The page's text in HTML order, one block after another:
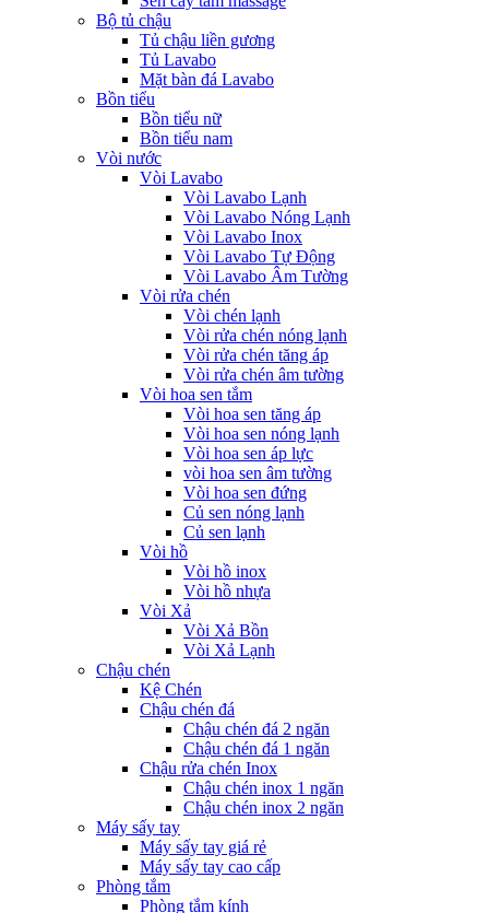
Bộ tủ chậu
Tủ chậu liền gương
Tủ Lavabo
Mặt bàn đá Lavabo
Bồn tiểu
Bồn tiểu nữ
Bồn tiểu nam
Vòi nước
Vòi Lavabo
Vòi Lavabo Lạnh
Vòi Lavabo Nóng Lạnh
Vòi Lavabo Inox
Vòi Lavabo Tự Động
Vòi Lavabo Âm Tường
Vòi rửa chén
Vòi chén lạnh
Vòi rửa chén nóng lạnh
Vòi rửa chén tăng áp
Vòi rửa chén âm tường
Vòi hoa sen tắm
Vòi hoa sen tăng áp
Vòi hoa sen nóng lạnh
Vòi hoa sen áp lực
vòi hoa sen âm tường
Vòi hoa sen đứng
Củ sen nóng lạnh
Củ sen lạnh
Vòi hồ
Vòi hồ inox
Vòi hồ nhựa
Vòi Xả
Vòi Xả Bồn
Vòi Xả Lạnh
Chậu chén
Kệ Chén
Chậu chén đá
Chậu chén đá 2 ngăn
Chậu chén đá 1 ngăn
Chậu rửa chén Inox
Chậu chén inox 1 ngăn
Chậu chén inox 2 ngăn
Máy sấy tay
Máy sấy tay giá rẻ
Máy sấy tay cao cấp
Phòng tắm
Phòng tắm kính